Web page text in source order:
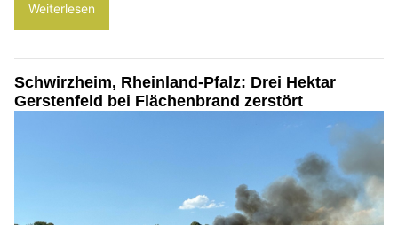
Weiterlesen
Schwirzheim, Rheinland-Pfalz: Drei Hektar
Gerstenfeld bei Flächenbrand zerstört